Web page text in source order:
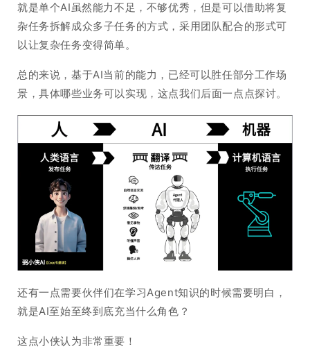
就是单个AI虽然能力不足，不够优秀，但是可以借助将复
杂任务拆解成众多子任务的方式，采用团队配合的形式可
以让复杂任务变得简单。
总的来说，基于AI当前的能力，已经可以胜任部分工作场
景，具体哪些业务可以实现，这点我们后面一点点探讨。
还有一点需要伙伴们在学习Agent知识的时候需要明白，
就是AI至始至终到底充当什么角色？
这点小侠认为非常重要！